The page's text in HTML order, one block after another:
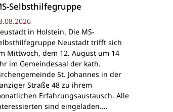
Selbsthilfegruppe
in Holstein. Die MS-
Neustadt trifft sich
Mittwoch, dem 12. August um 14
im Gemeindesaal der kath.
St. Johannes in der
Straße 48 zu ihrem
Erfahrungsaustausch. Alle
sind eingeladen.…